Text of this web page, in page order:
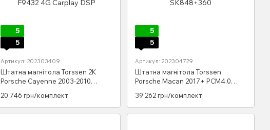
5
5
Артикул: 202303409
Штатна магнітола Torssen 2K
Porsche Cayenne 2003-2010
20 746 грн/комплект
5
5
Артикул: 202304729
Штатна магнітола Torssen
Porsche Macan 2017+ PCM4.0
39 262 грн/комплект